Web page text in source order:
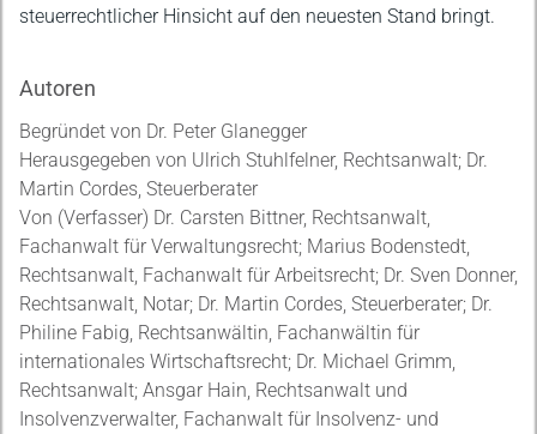
steuerrechtlicher Hinsicht auf den neuesten Stand bringt.
Autoren
Begründet von Dr. Peter Glanegger
Herausgegeben von Ulrich Stuhlfelner, Rechtsanwalt; Dr.
Martin Cordes, Steuerberater
Von (Verfasser) Dr. Carsten Bittner, Rechtsanwalt,
Fachanwalt für Verwaltungsrecht; Marius Bodenstedt,
Rechtsanwalt, Fachanwalt für Arbeitsrecht; Dr. Sven Donner,
Rechtsanwalt, Notar; Dr. Martin Cordes, Steuerberater; Dr.
Philine Fabig, Rechtsanwältin, Fachanwältin für
internationales Wirtschaftsrecht; Dr. Michael Grimm,
Rechtsanwalt; Ansgar Hain, Rechtsanwalt und
Insolvenzverwalter, Fachanwalt für Insolvenz- und